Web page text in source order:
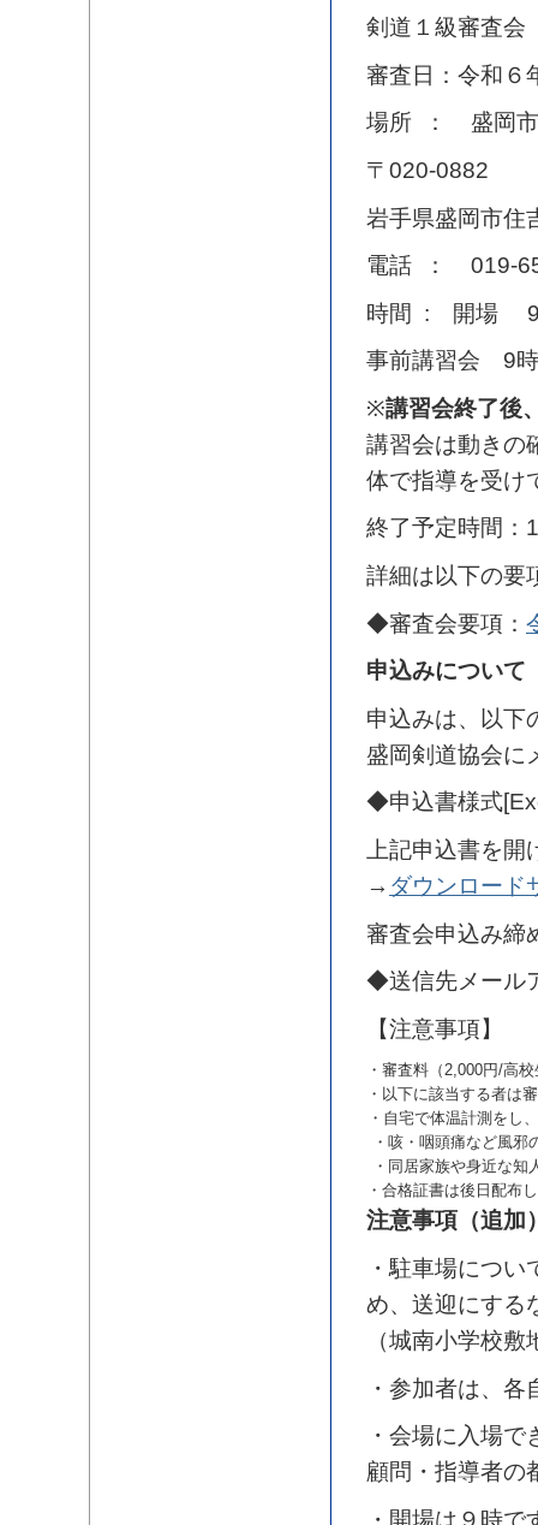
剣道１級審査会
審査日：令和６
場所 ： 盛岡
〒020-0882
岩手県盛岡市住
電話 ： 019-
時間 : 開場 9
事前講習会 9
※講習会終了後
講習会は動きの
体で指導を受け
終了予定時間：
詳細は以下の要
◆審査会要項：
申込みについて
申込みは、以下
盛岡剣道協会に
◆申込書様式
上記申込書を
→ ダウンロード
審査会申込み締
◆送信先メール
【注意事項】
・審査料（2,000円/高
・以下に該当する者は
・自宅で体温計測をし
・咳・咽頭痛など風邪
・同居家族や身近な知
・合格証書は後日配布
注意事項（追加
・駐車場につ
め、送迎にする
（城南小学校
・参加者は、
・会場に入場
顧問・指導者の
・開場は９時で